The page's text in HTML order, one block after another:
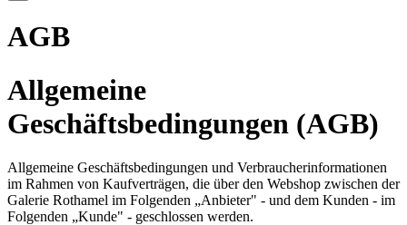
AGB
Allgemeine
Geschäftsbedingungen (AGB)
Allgemeine Geschäftsbedingungen und Verbraucherinformationen
im Rahmen von Kaufverträgen, die über den Webshop zwischen der
Galerie Rothamel im Folgenden „Anbieter" - und dem Kunden - im
Folgenden „Kunde" - geschlossen werden.